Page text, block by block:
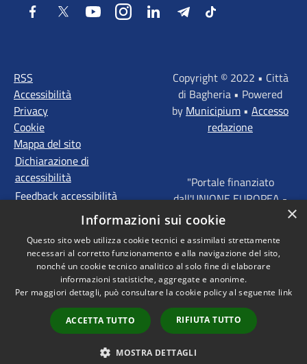
Facebook Twitter YoutubeInstagramLinkedIn TelegramTiktok
RSS
Accessibilità
Privacy
Cookie
Mappa del sito
Dichiarazione di
accessibilità
Feedback accessibilità
Copyright © 2022 • Città
di Bagheria • Powered
by Municipium • Accesso
redazione
"Portale finanziato
dall'UNIONE EUROPEA -
FONDI STRUTTURALI
EUROPEI - Programma
Operativo FESR Sicilia
2014 - 2020 Agenda
Urbana ITI "Palermo -
Bagheria"
×
Informazioni sui cookie
Questo sito web utilizza cookie tecnici e assimilati strettamente
necessari al corretto funzionamento e alla navigazione del sito,
nonché un cookie tecnico analitico al solo fine di elaborare
informazioni statistiche, aggregate e anonime.
Per maggiori dettagli, può consultare la cookie policy al seguente link
ACCETTA TUTTO RIFIUTA TUTTO
MOSTRA DETTAGLI